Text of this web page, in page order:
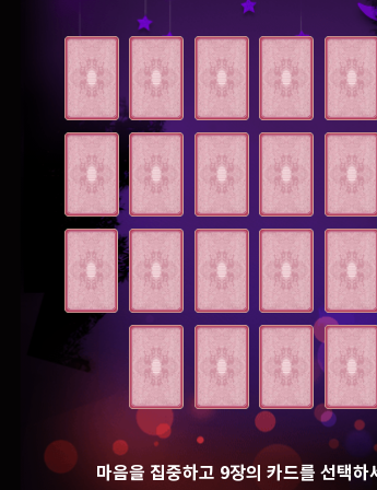
마음을 집중하고 9장의 카드를 선택하